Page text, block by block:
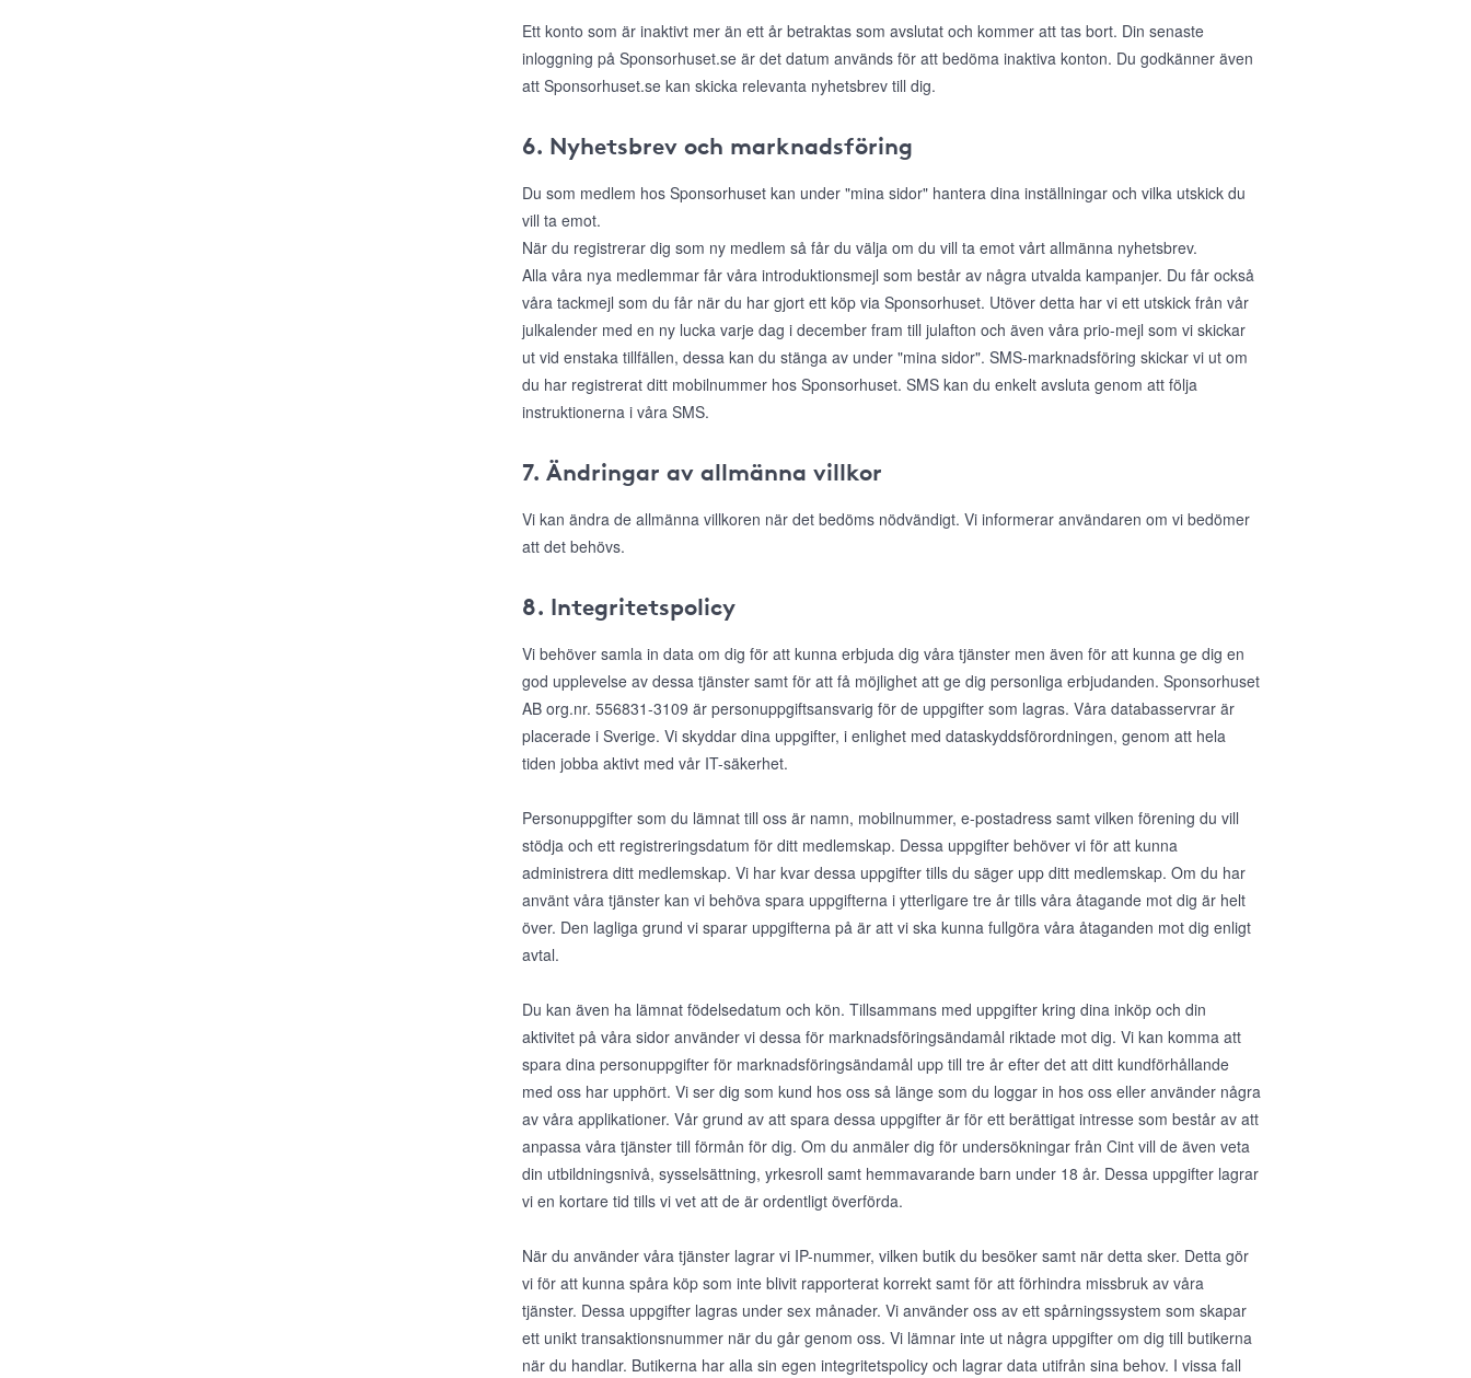
Ett konto som är inaktivt mer än ett år betraktas som avslutat och kommer att tas bort. Din senaste
inloggning på Sponsorhuset.se är det datum används för att bedöma inaktiva konton. Du godkänner även
att Sponsorhuset.se kan skicka relevanta nyhetsbrev till dig.
6. Nyhetsbrev och marknadsföring
Du som medlem hos Sponsorhuset kan under "mina sidor" hantera dina inställningar och vilka utskick du
vill ta emot.
När du registrerar dig som ny medlem så får du välja om du vill ta emot vårt allmänna nyhetsbrev.
Alla våra nya medlemmar får våra introduktionsmejl som består av några utvalda kampanjer. Du får också
våra tackmejl som du får när du har gjort ett köp via Sponsorhuset. Utöver detta har vi ett utskick från vår
julkalender med en ny lucka varje dag i december fram till julafton och även våra prio-mejl som vi skickar
ut vid enstaka tillfällen, dessa kan du stänga av under "mina sidor". SMS-marknadsföring skickar vi ut om
du har registrerat ditt mobilnummer hos Sponsorhuset. SMS kan du enkelt avsluta genom att följa
instruktionerna i våra SMS.
7. Ändringar av allmänna villkor
Vi kan ändra de allmänna villkoren när det bedöms nödvändigt. Vi informerar användaren om vi bedömer
att det behövs.
8. Integritetspolicy
Vi behöver samla in data om dig för att kunna erbjuda dig våra tjänster men även för att kunna ge dig en
god upplevelse av dessa tjänster samt för att få möjlighet att ge dig personliga erbjudanden. Sponsorhuset
AB org.nr. 556831-3109 är personuppgiftsansvarig för de uppgifter som lagras. Våra databasservrar är
placerade i Sverige. Vi skyddar dina uppgifter, i enlighet med dataskyddsförordningen, genom att hela
tiden jobba aktivt med vår IT-säkerhet.
Personuppgifter som du lämnat till oss är namn, mobilnummer, e-postadress samt vilken förening du vill
stödja och ett registreringsdatum för ditt medlemskap. Dessa uppgifter behöver vi för att kunna
administrera ditt medlemskap. Vi har kvar dessa uppgifter tills du säger upp ditt medlemskap. Om du har
använt våra tjänster kan vi behöva spara uppgifterna i ytterligare tre år tills våra åtagande mot dig är helt
över. Den lagliga grund vi sparar uppgifterna på är att vi ska kunna fullgöra våra åtaganden mot dig enligt
avtal.
Du kan även ha lämnat födelsedatum och kön. Tillsammans med uppgifter kring dina inköp och din
aktivitet på våra sidor använder vi dessa för marknadsföringsändamål riktade mot dig. Vi kan komma att
spara dina personuppgifter för marknadsföringsändamål upp till tre år efter det att ditt kundförhållande
med oss har upphört. Vi ser dig som kund hos oss så länge som du loggar in hos oss eller använder några
av våra applikationer. Vår grund av att spara dessa uppgifter är för ett berättigat intresse som består av att
anpassa våra tjänster till förmån för dig. Om du anmäler dig för undersökningar från Cint vill de även veta
din utbildningsnivå, sysselsättning, yrkesroll samt hemmavarande barn under 18 år. Dessa uppgifter lagrar
vi en kortare tid tills vi vet att de är ordentligt överförda.
När du använder våra tjänster lagrar vi IP-nummer, vilken butik du besöker samt när detta sker. Detta gör
vi för att kunna spåra köp som inte blivit rapporterat korrekt samt för att förhindra missbruk av våra
tjänster. Dessa uppgifter lagras under sex månader. Vi använder oss av ett spårningssystem som skapar
ett unikt transaktionsnummer när du går genom oss. Vi lämnar inte ut några uppgifter om dig till butikerna
när du handlar. Butikerna har alla sin egen integritetspolicy och lagrar data utifrån sina behov. I vissa fall